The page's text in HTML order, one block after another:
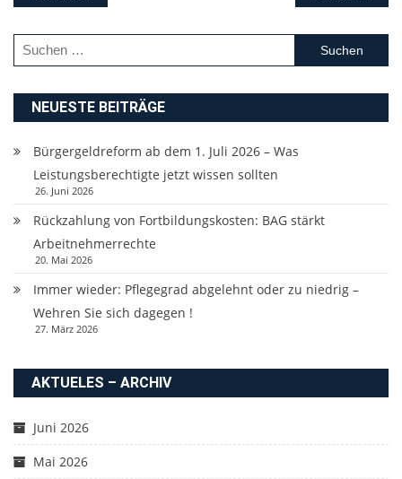
Suchen
nach:
NEUESTE BEITRÄGE
Bürgergeldreform ab dem 1. Juli 2026 – Was
Leistungsberechtigte jetzt wissen sollten
26. Juni 2026
Rückzahlung von Fortbildungskosten: BAG stärkt
Arbeitnehmerrechte
20. Mai 2026
Immer wieder: Pflegegrad abgelehnt oder zu niedrig –
Wehren Sie sich dagegen !
27. März 2026
AKTUELES – ARCHIV
Juni 2026
Mai 2026